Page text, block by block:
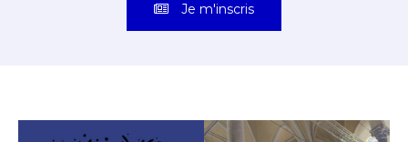
Je m'inscris